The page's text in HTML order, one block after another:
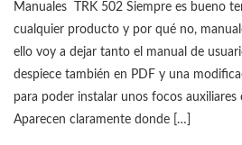
Manuales TRK 502 Siempre es bueno
cualquier producto y por qué no,
ello voy a dejar tanto el manual de
despiece también en PDF y una
para poder instalar unos focos auxiliares
Aparecen claramente donde […]